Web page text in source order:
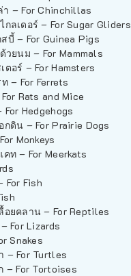
– For Chinchillas
กลเดอร์ – For Sugar Gliders
บี้ – For Guinea Pigs
วยนม – For Mammals
ตอร์ – For Hamsters
– For Ferrets
Rats and Mice
Hedgehogs
กดิน – For Prairie Dogs
Monkeys
คท – For Meerkats
For Fish
อยคลาน – For Reptiles
For Lizards
Snakes
– For Turtles
– For Tortoises